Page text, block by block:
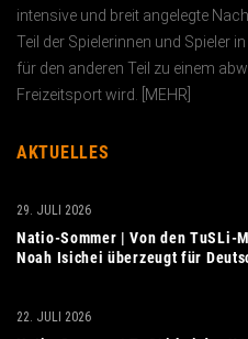
intensive und breit angelegte
Teil der Spielerinnen und Spieler
für den anderen Teil zu einem
Freizeitsport wird. [
MEHR
AKTUELLES
Natio-Sommer | Von den TuSLi-
Noah Isichei überzeugt für
29. JULI 2026
22. JULI 2026